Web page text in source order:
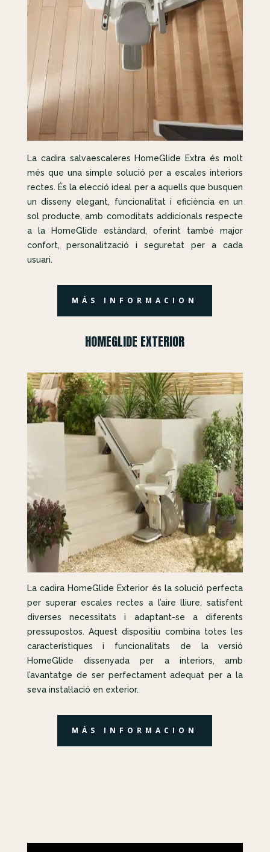
La cadira salvaescaleres HomeGlide Extra és molt
més que una simple solució per a escales interiors
rectes. És la elecció ideal per a aquells que busquen
un disseny elegant, funcionalitat i eficiència en un
sol producte, amb comoditats addicionals respecte
a la HomeGlide estàndard, oferint també major
confort, personalització i seguretat per a cada
usuari.
MÁS INFORMACION
HOMEGLIDE EXTERIOR
La cadira HomeGlide Exterior és la solució perfecta
per superar escales rectes a l’aire lliure, satisfent
diverses necessitats i adaptant-se a diferents
pressupostos. Aquest dispositiu combina totes les
característiques i funcionalitats de la versió
HomeGlide dissenyada per a interiors, amb
l’avantatge de ser perfectament adequat per a la
seva instal·lació en exterior.
MÁS INFORMACION